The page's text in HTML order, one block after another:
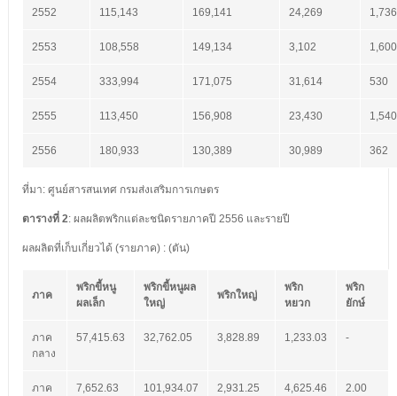
2552 115,143 169,141 24,269 1,736
2553 108,558 149,134 3,102 1,600
2554 333,994 171,075 31,614 530
2555 113,450 156,908 23,430 1,540
2556 180,933 130,389 30,989 362
ที่มา: ศูนย์สารสนเทศ กรมส่งเสริมการเกษตร
ตารางที่ 2: ผลผลิตพริกแต่ละชนิดรายภาคปี 2556 และรายปี
ผลผลิตที่เก็บเกี่ยวได้ (รายภาค) : (ตัน)
ภาค
พริกขี้หนู
ผลเล็ก
พริกขี้หนูผล
ใหญ่
พริกใหญ่
พริก
หยวก
พริก
ยักษ์
ภาค
กลาง
57,415.63 32,762.05 3,828.89 1,233.03 -
ภาค
7,652.63 101,934.07 2,931.25 4,625.46 2.00